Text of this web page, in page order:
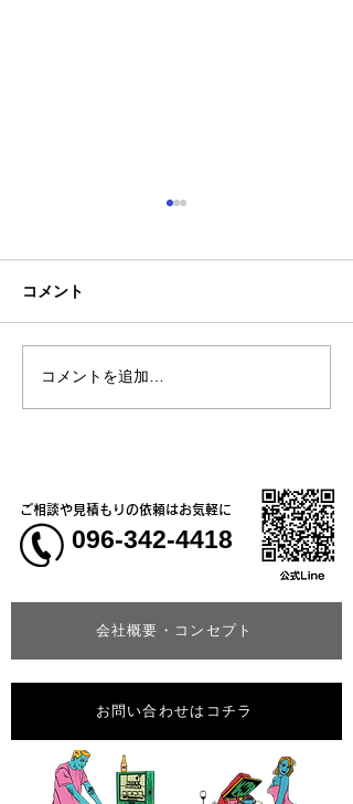
熊本地震明けの営業につ
いてのお知らせ
コメント
コメントを追加…
会社概要・コンセプト
ご相談や見積もりの依頼はお気軽に
096-342-4418
お問い合わせはコチラ